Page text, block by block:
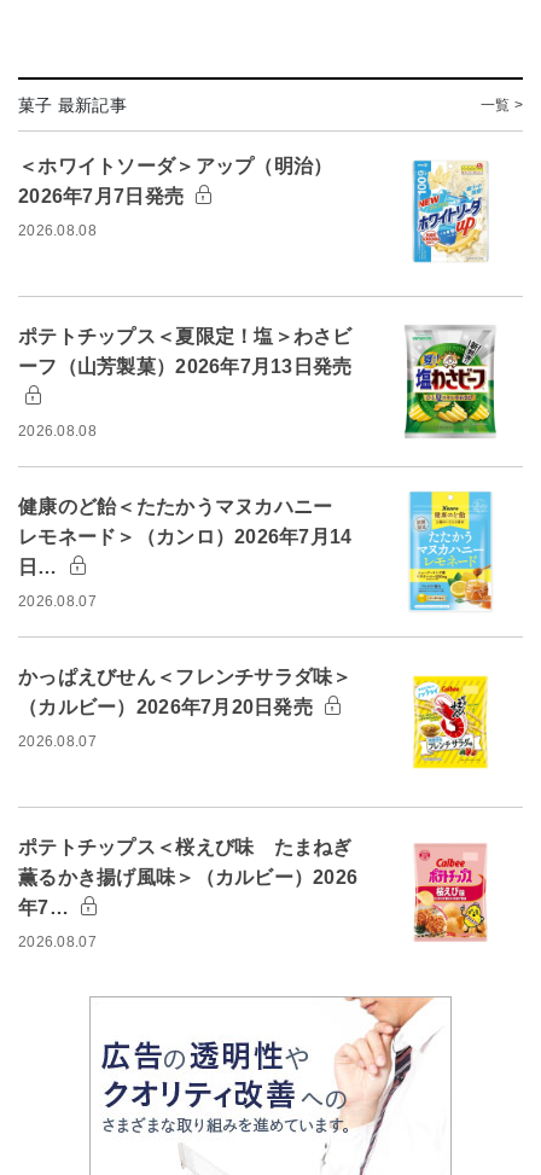
菓子 最新記事 一覧 >
＜ホワイトソーダ＞アップ（明治）
2026年7月7日発売
2026.08.08
ポテトチップス＜夏限定！塩＞わさビ
ーフ（山芳製菓）2026年7月13日発売
2026.08.08
健康のど飴＜たたかうマヌカハニー
レモネード＞（カンロ）2026年7月14
日…
2026.08.07
かっぱえびせん＜フレンチサラダ味＞
（カルビー）2026年7月20日発売
2026.08.07
ポテトチップス＜桜えび味 たまねぎ
薫るかき揚げ風味＞（カルビー）2026
年7…
2026.08.07